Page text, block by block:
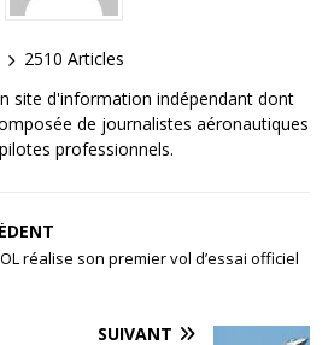
2510 Articles
site d'information indépendant dont
de journalistes aéronautiques
professionnels.
réalise son premier vol d’essai officiel
SUIVANT